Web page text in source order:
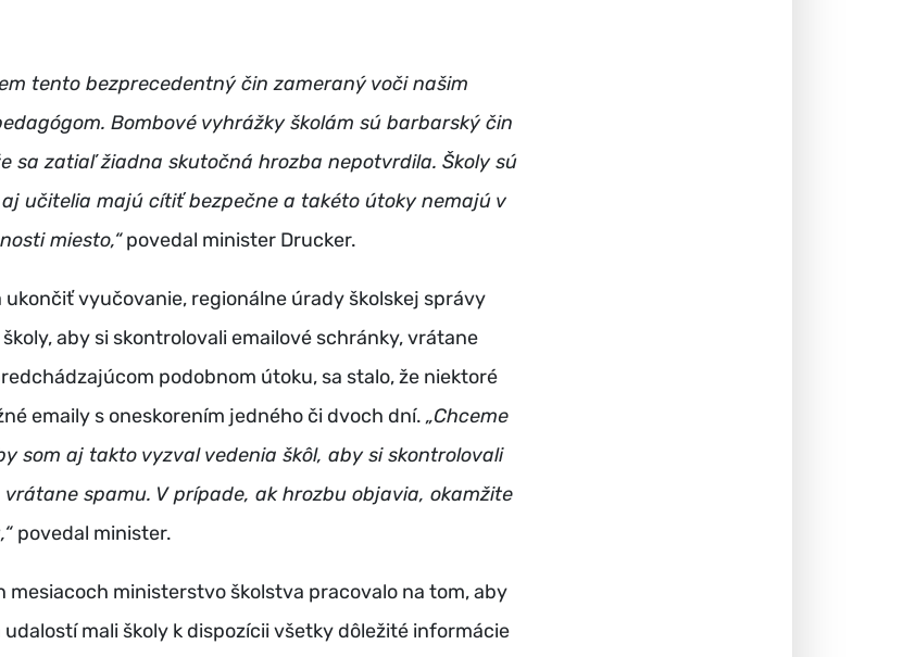
tento bezprecedentný čin zameraný voči našim
Bombové vyhrážky školám sú barbarský čin
sa zatiaľ žiadna skutočná hrozba nepotvrdila. Školy sú
učitelia majú cítiť bezpečne a takéto útoky nemajú v
miesto,“povedal minister Drucker.
ukončiť vyučovanie, regionálne úrady školskej správy
aby si skontrolovali emailové schránky, vrátane
podobnom útoku, sa stalo, že niektoré
emaily s oneskorením jedného či dvoch dní. „Chceme
som aj takto vyzval vedenia škôl, aby si skontrolovali
spamu. V prípade, ak hrozbu objavia, okamžite
povedal minister.
mesiacoch ministerstvo školstva pracovalo na tom, aby
mali školy k dispozícii všetky dôležité informácie